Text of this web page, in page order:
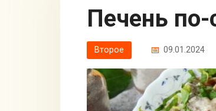
Печень
Второе 09.01.2024